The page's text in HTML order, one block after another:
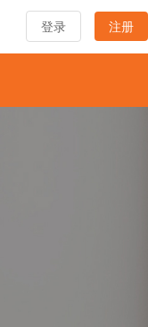
登录 注册